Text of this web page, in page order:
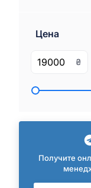
Цена
₴
Получите